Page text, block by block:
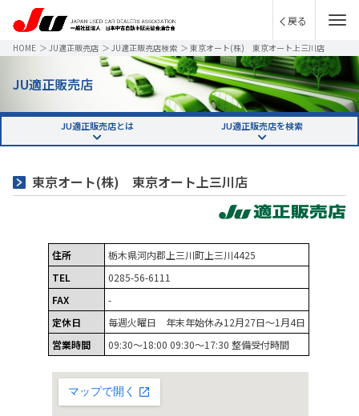
戻る
HOME ＞ JU適正販売店 ＞ JU適正販売店検索 ＞ 東京オート(株) 東京オート上三川店
JU適正販売店
JU適正販売店とは JU適正販売店を検索
東京オート(株) 東京オート上三川店
住所
栃木県河内郡上三川町上三川4425
TEL
0285-56-6111
FAX
-
定休日
毎週火曜日 年末年始休み12月27日～1月4日
営業時間
09:30～18:00 09:30～17:30 整備受付時間